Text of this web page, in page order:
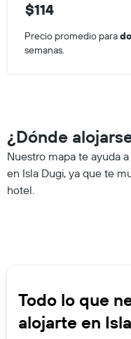
$114
Precio promedio para
semanas.
¿Dónde
Nuestro mapa te ayuda
en Isla Dugi, ya que te
hotel.
Todo lo que
alojarte en